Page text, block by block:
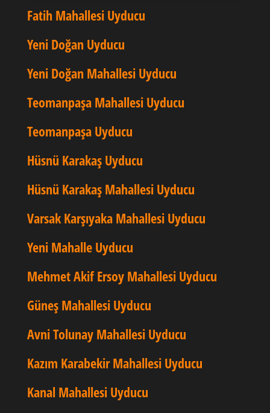
Fatih Mahallesi Uyducu
Yeni Doğan Uyducu
Yeni Doğan Mahallesi Uyducu
Teomanpaşa Mahallesi Uyducu
Teomanpaşa Uyducu
Hüsnü Karakaş Uyducu
Hüsnü Karakaş Mahallesi Uyducu
Varsak Karşıyaka Mahallesi Uyducu
Yeni Mahalle Uyducu
Mehmet Akif Ersoy Mahallesi Uyducu
Güneş Mahallesi Uyducu
Avni Tolunay Mahallesi Uyducu
Kazım Karabekir Mahallesi Uyducu
Kanal Mahallesi Uyducu